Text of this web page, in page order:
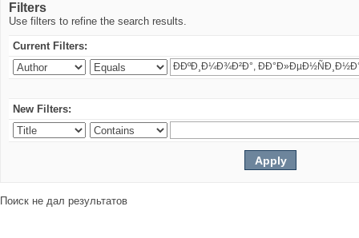
Filters
Use filters to refine the search results.
Current Filters:
New Filters:
Поиск не дал результатов